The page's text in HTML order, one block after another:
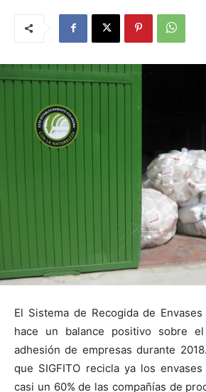
El Sistema de Recogida de Envases
hace un balance positivo sobre
adhesión de empresas durante
que SIGFITO recicla ya los
casi un 60% de las compañías de